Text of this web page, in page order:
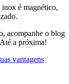
é magnético,
acompanhe o blog
a próxima!
vantagens